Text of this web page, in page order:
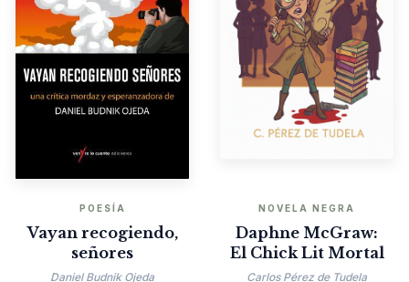
POESÍA
Vayan recogiendo,
señores
Daniel Budnik Ojeda
NOVELA NEGRA
Daphne McGraw:
El Chick Lit Mortal
Carlos Pérez de Tudela